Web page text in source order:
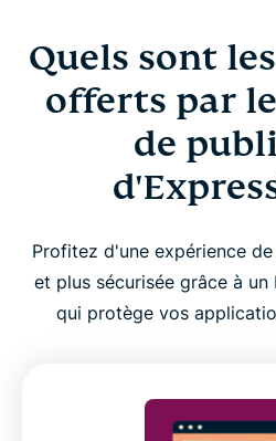
Quels sont
offerts par
de
Profitez d'une expérience
et plus sécurisée grâce à
qui protège vos